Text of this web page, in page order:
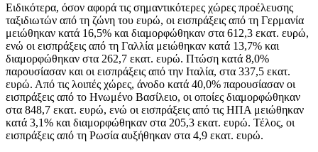
Ειδικότερα, όσον αφορά τις σημαντικότερες χώρες προέλευσης
ταξιδιωτών από τη ζώνη του ευρώ, οι εισπράξεις από τη Γερμανία
μειώθηκαν κατά 16,5% και διαμορφώθηκαν στα 612,3 εκατ. ευρώ,
ενώ οι εισπράξεις από τη Γαλλία μειώθηκαν κατά 13,7% και
διαμορφώθηκαν στα 262,7 εκατ. ευρώ. Πτώση κατά 8,0%
παρουσίασαν και οι εισπράξεις από την Ιταλία, στα 337,5 εκατ.
ευρώ. Από τις λοιπές χώρες, άνοδο κατά 40,0% παρουσίασαν οι
εισπράξεις από το Ηνωμένο Βασίλειο, οι οποίες διαμορφώθηκαν
στα 848,7 εκατ. ευρώ, ενώ οι εισπράξεις από τις ΗΠΑ μειώθηκαν
κατά 3,1% και διαμορφώθηκαν στα 205,3 εκατ. ευρώ. Τέλος, οι
εισπράξεις από τη Ρωσία αυξήθηκαν στα 4,9 εκατ. ευρώ.